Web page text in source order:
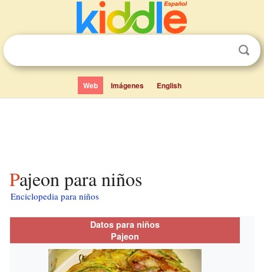
Web Imágenes English
Pajeon para niños
Enciclopedia para niños
Datos para niños
Pajeon